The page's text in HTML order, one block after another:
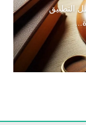
التطبيق